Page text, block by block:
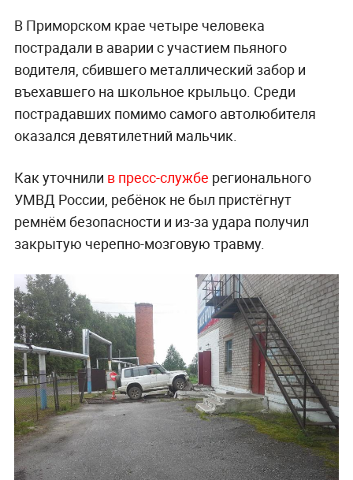
В Приморском крае четыре человека
пострадали в аварии с участием пьяного
водителя, сбившего металлический забор и
въехавшего на школьное крыльцо. Среди
пострадавших помимо самого автолюбителя
оказался девятилетний мальчик.
Как уточнили в пресс-службе регионального
УМВД России, ребёнок не был пристёгнут
ремнём безопасности и из-за удара получил
закрытую черепно-мозговую травму.